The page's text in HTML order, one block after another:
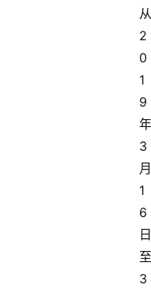
从
2
0
1
9
年
3
月
1
6
日
至
3